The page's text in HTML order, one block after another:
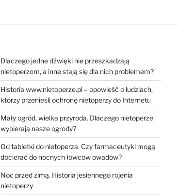
Dlaczego jedne dźwięki nie przeszkadzają
nietoperzom, a inne stają się dla nich problemem?
Historia www.nietoperze.pl – opowieść o ludziach,
którzy przenieśli ochronę nietoperzy do Internetu
Mały ogród, wielka przyroda. Dlaczego nietoperze
wybierają nasze ogrody?
Od tabletki do nietoperza. Czy farmaceutyki mogą
docierać do nocnych łowców owadów?
Noc przed zimą. Historia jesiennego rojenia
nietoperzy